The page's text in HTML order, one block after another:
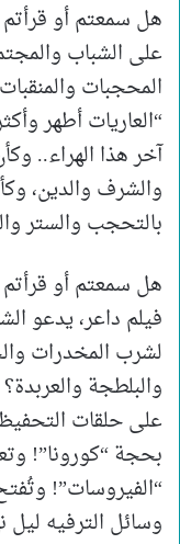
هل سمعتم أو قرأتم
على الشباب
المحجبات
“العاريات أطهر
آخر هذا الهراء..
والشرف والدين،
بالتحجب والستر
هل سمعتم أو
فيلم داعر، يدعو
لشرب المخدرات
والبلطجة
على حلقات
بحجة “كورونا”!
“الفيروسات”!
وسائل الترفيه